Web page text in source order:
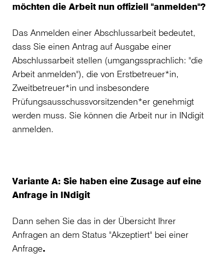
möchten die Arbeit nun offiziell "anmelden"?
Das Anmelden einer Abschlussarbeit bedeutet,
dass Sie einen Antrag auf Ausgabe einer
Abschlussarbeit stellen (umgangssprachlich: "die
Arbeit anmelden"), die von Erstbetreuer*in,
Zweitbetreuer*in und insbesondere
Prüfungsausschussvorsitzenden*er genehmigt
werden muss. Sie können die Arbeit nur in INdigit
anmelden.
Variante A: Sie haben eine Zusage auf eine
Anfrage in INdigit
Dann sehen Sie das in der Übersicht Ihrer
Anfragen an dem Status "Akzeptiert" bei einer
Anfrage.